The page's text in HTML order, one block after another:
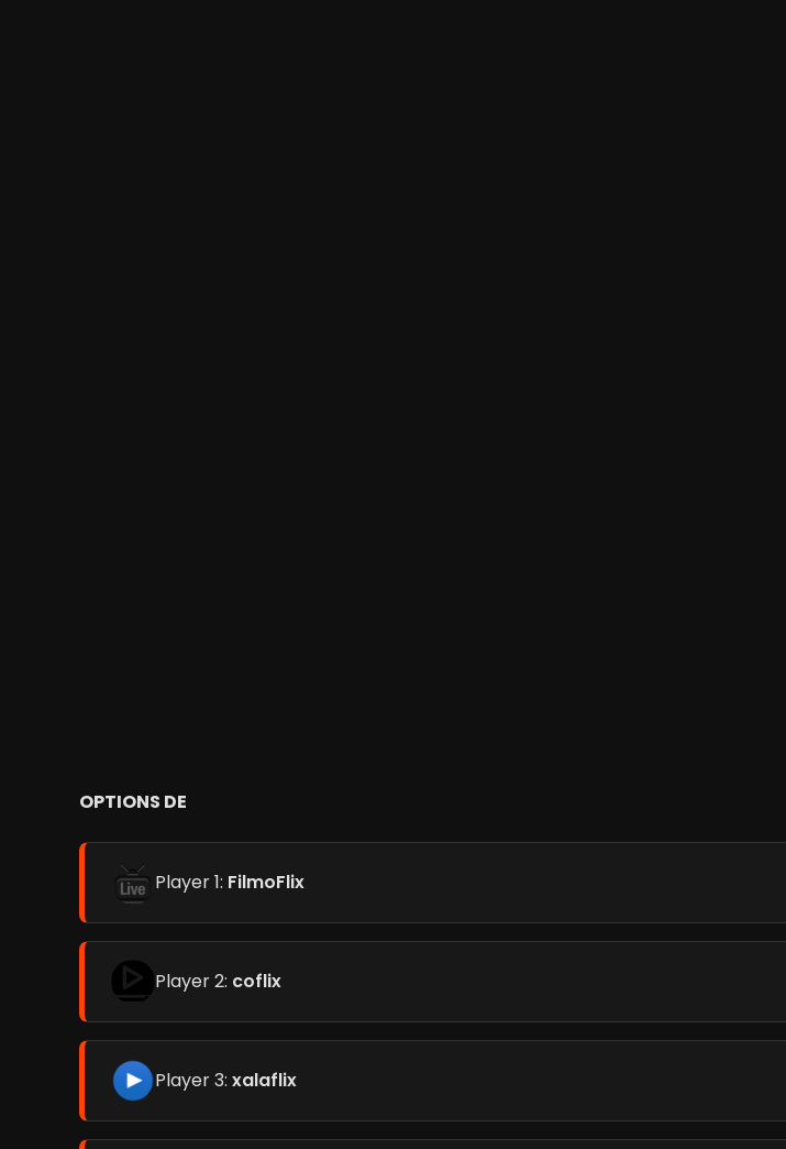
OPTIONS DE
Player 1: FilmoFlix
Player 2: coflix
Player 3: xalaflix